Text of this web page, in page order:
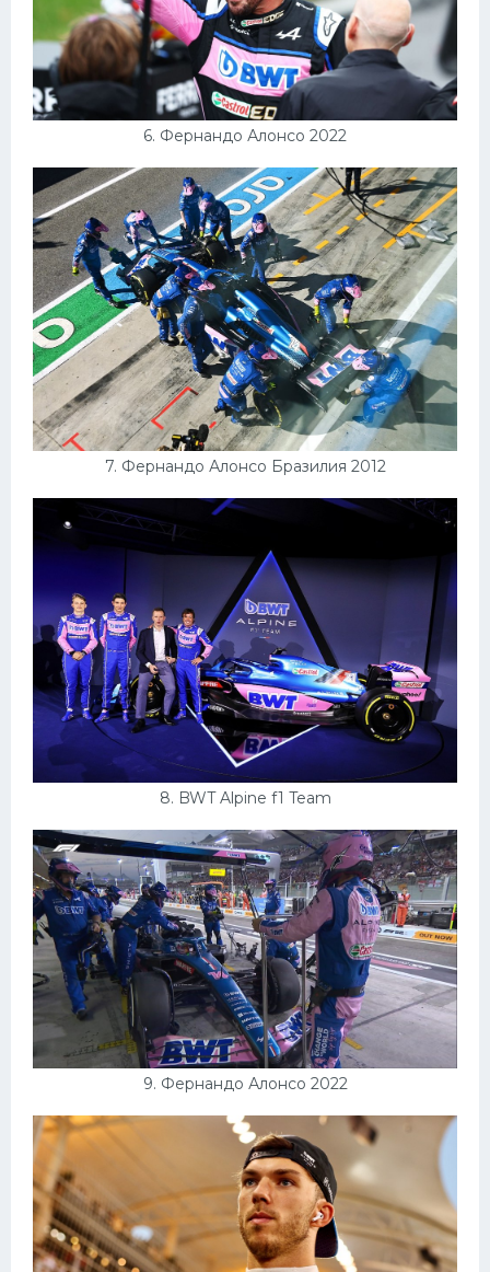
6. Фернандо Алонсо 2022
7. Фернандо Алонсо Бразилия 2012
8. BWT Alpine f1 Team
9. Фернандо Алонсо 2022